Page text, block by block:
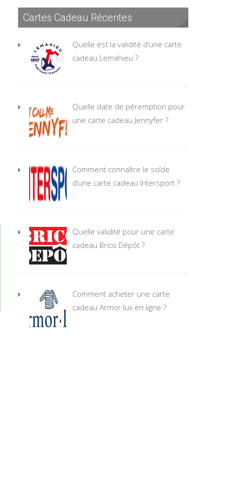
Cartes Cadeau Récentes
Quelle est la validité d’une carte
cadeau Lemahieu ?
Quelle date de péremption pour
une carte cadeau Jennyfer ?
Comment connaître le solde
d’une carte cadeau Intersport ?
Quelle validité pour une carte
cadeau Brico Dépôt ?
Comment acheter une carte
cadeau Armor lux en ligne ?